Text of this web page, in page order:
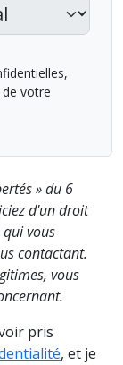
votre
» du 6
d'un droit
vous
contactant.
vous
pris
, et je